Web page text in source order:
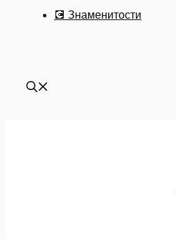
💽 Знаменитости